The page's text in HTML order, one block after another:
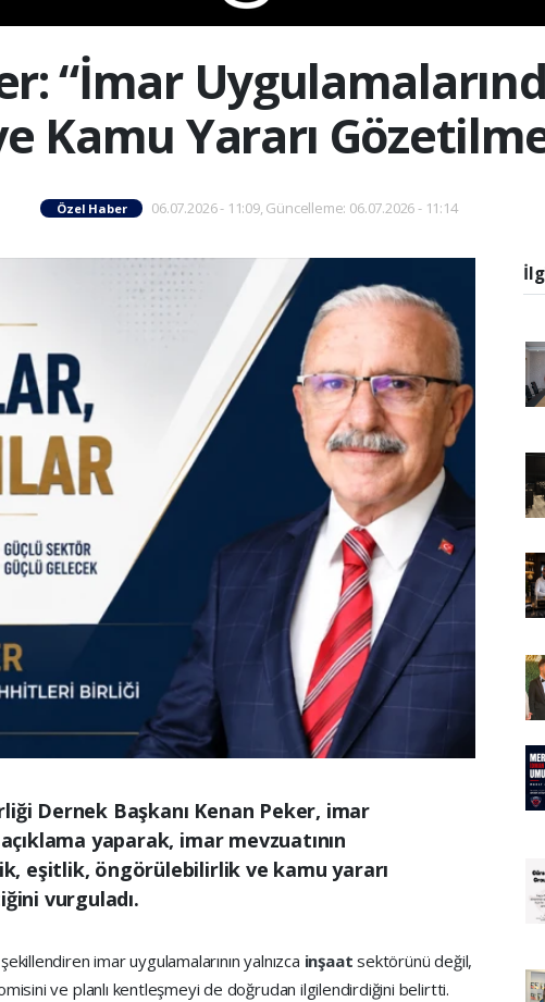
“İmar
Kamu Yararı
Özel Haber 06.07.2026 - 11:09, Güncelleme: 06.07.2026 - 11:14
Dernek Başkanı Kenan Peker, imar
yaparak, imar mevzuatının
eşitlik, öngörülebilirlik ve kamu yararı
vurguladı.
imar uygulamalarının yalnızca inşaatsektörünü değil,
ve planlı kentleşmeyi de doğrudan ilgilendirdiğini belirtti.